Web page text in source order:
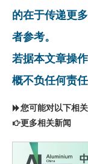
的在于传递更
者参考。
若据本文章操
概不负任何责任
您可能对以下相关新闻同样感
更多相关新闻